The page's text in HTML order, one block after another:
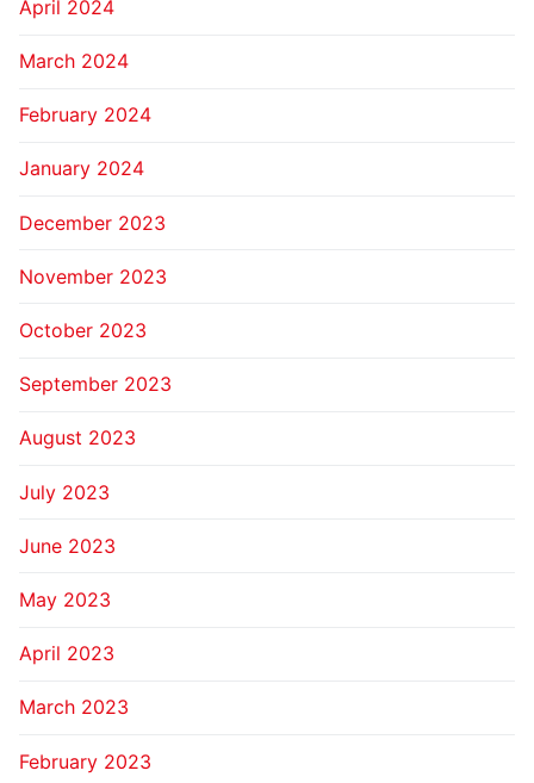
April 2024
March 2024
February 2024
January 2024
December 2023
November 2023
October 2023
September 2023
August 2023
July 2023
June 2023
May 2023
April 2023
March 2023
February 2023